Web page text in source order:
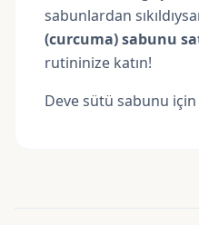
sabunlardan
(curcuma) sabunu
rutininize katın!
Deve sütü sabunu için